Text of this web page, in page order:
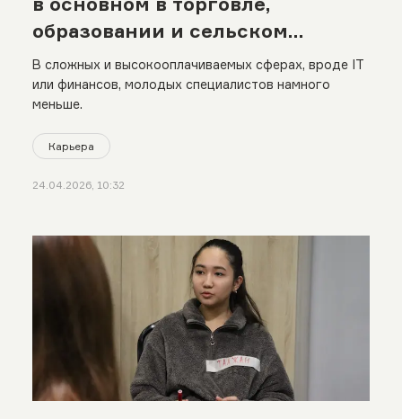
образовании и сельском
хозяйстве
В сложных и высокооплачиваемых сферах, вроде IT
или финансов, молодых специалистов намного
меньше.
Карьера
24.04.2026, 10:32